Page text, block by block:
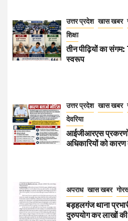
उत्तर प्रदेश खास खबर
शिक्षा
तीन पीढ़ियों का संगम:
स्वरूप
उत्तर प्रदेश खास खबर
देवरिया
आईजीआरएस प्रकरणों
अधिकारियों को
अपराध खास खबर
बड़हलगंज थाना
दुरुपयोग कर लाखों